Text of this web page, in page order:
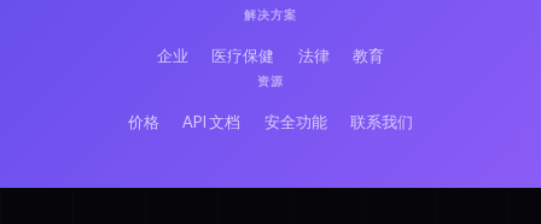
解决方案
企业 医疗保健 法律 教育
资源
价格 API 文档 安全功能 联系我们